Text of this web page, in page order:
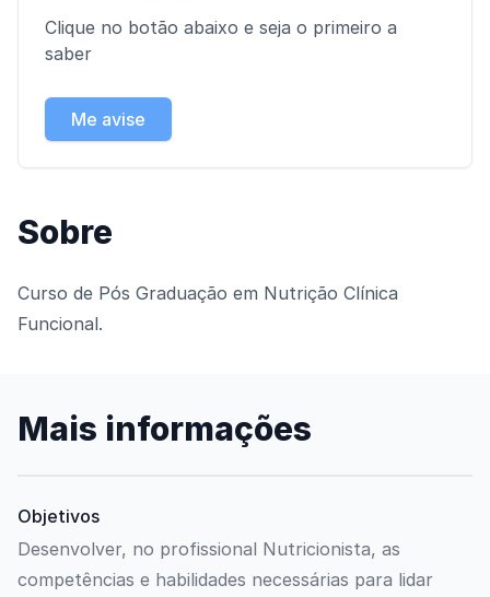
Clique no botão abaixo e seja o primeiro a
saber
Me avise
Sobre
Curso de Pós Graduação em Nutrição Clínica
Funcional.
Mais informações
Objetivos
Desenvolver, no profissional Nutricionista, as
competências e habilidades necessárias para lidar